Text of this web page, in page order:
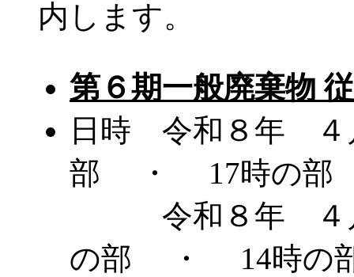
内します。
第６期一般廃棄物
日時 令和８年
部 ・ 17時の部
令和８年
の部 ・ 14時の